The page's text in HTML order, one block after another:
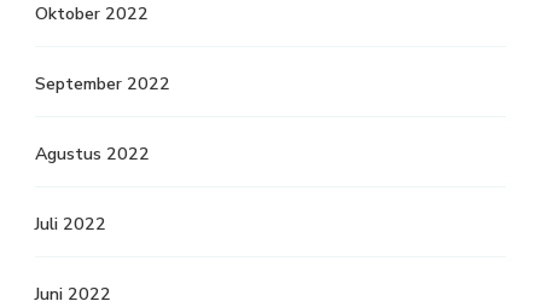
Oktober 2022
September 2022
Agustus 2022
Juli 2022
Juni 2022